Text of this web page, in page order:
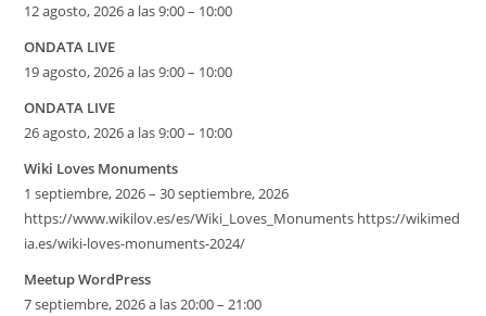
12 agosto, 2026 a las 9:00 – 10:00
ONDATA LIVE
19 agosto, 2026 a las 9:00 – 10:00
ONDATA LIVE
26 agosto, 2026 a las 9:00 – 10:00
Wiki Loves Monuments
1 septiembre, 2026 – 30 septiembre, 2026
https://www.wikilov.es/es/Wiki_Loves_Monuments https://wikimed
ia.es/wiki-loves-monuments-2024/
Meetup WordPress
7 septiembre, 2026 a las 20:00 – 21:00